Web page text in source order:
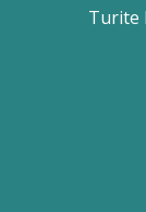
Turite